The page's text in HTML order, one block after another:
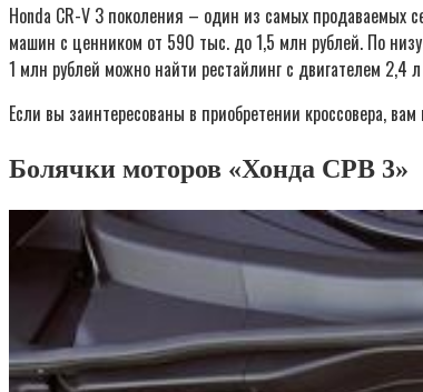
Honda CR-V 3 поколения – один из самых продаваемых
машин с ценником от 590 тыс. до 1,5 млн рублей. По
1 млн рублей можно найти рестайлинг с двигателем 2,4
Если вы заинтересованы в приобретении кроссовера,
Болячки моторов «Хонда СРВ 3»